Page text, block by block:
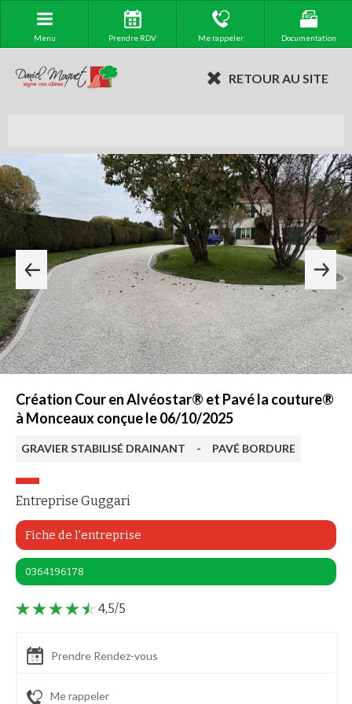
Menu Prendre RDV Me rappeler Documentation
RETOUR AU SITE
Création Cour en Alvéostar® et Pavé la couture®
à Monceaux conçue le 06/10/2025
GRAVIER STABILISÉ DRAINANT - PAVÉ BORDURE
Entreprise Guggari
Fiche de l'entreprise
0364196178
4,5/5
Prendre Rendez-vous
Me rappeler